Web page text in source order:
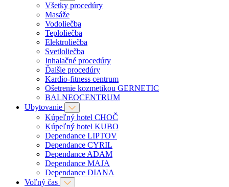
Všetky procedúry
Masáže
Vodoliečba
Teploliečba
Elektroliečba
Svetloliečba
Inhalačné procedúry
Ďalšie procedúry
Kardio-fitness centrum
Ošetrenie kozmetikou GERNETIC
BALNEOCENTRUM
Ubytovanie
Kúpeľný hotel CHOČ
Kúpeľný hotel KUBO
Dependance LIPTOV
Dependance CYRIL
Dependance ADAM
Dependance MAJA
Dependance DIANA
Voľný čas